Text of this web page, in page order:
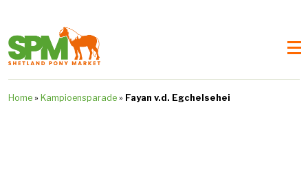
Home » Kampioensparade » Fayan v.d. Egchelsehei